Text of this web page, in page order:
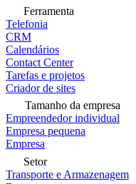
Ferramenta
Telefonia
CRM
Calendários
Contact Center
Tarefas e projetos
Criador de sites
Tamanho da empresa
Empreendedor individual
Empresa pequena
Empresa
Setor
Transporte e Armazenagem